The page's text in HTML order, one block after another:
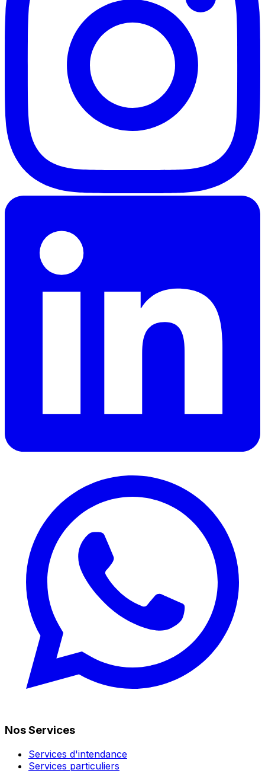
Nos Services
Services d'intendance
Services particuliers